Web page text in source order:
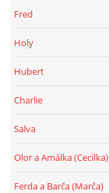
Fred
Holy
Hubert
Charlie
Salva
Olor a Amálka (Cecilka)
Ferda a Barča (Marča)